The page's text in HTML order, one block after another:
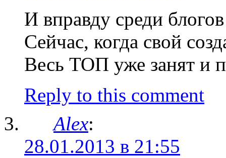
И вправду среди
Сейчас, когда свой
Весь ТОП уже занят и
Reply to this comment
Alex:
28.01.2013 в 21:55